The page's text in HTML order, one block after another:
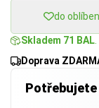
do
Skladem 71 BAL
Doprava